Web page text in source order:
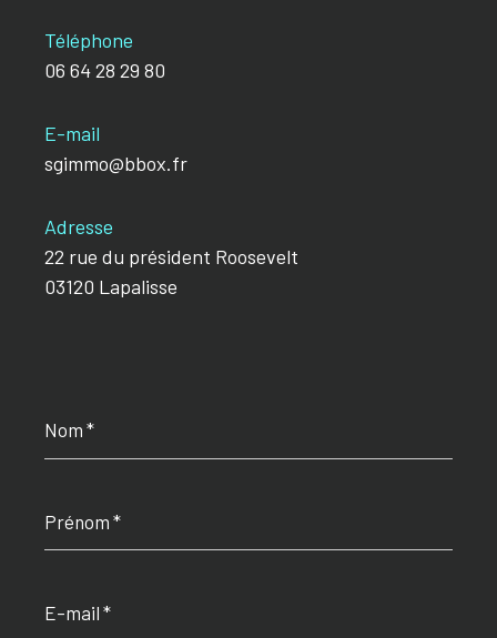
Téléphone
06 64 28 29 80
E-mail
sgimmo@bbox.fr
Adresse
22 rue du président Roosevelt
03120 Lapalisse
*
*
mail
*